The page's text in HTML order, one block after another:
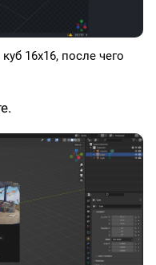
16x16, после чего